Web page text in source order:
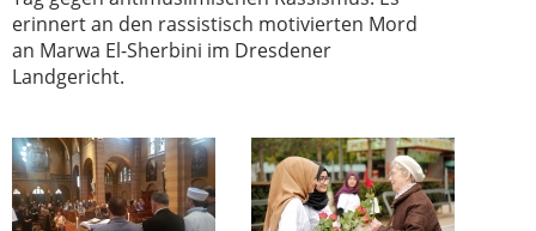
erinnert an den rassistisch motivierten Mord
an Marwa El-Sherbini im Dresdener
Landgericht.